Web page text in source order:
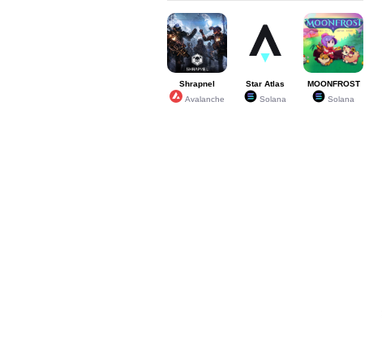
Shrapnel
Avalanche
Star Atlas
Solana
MOONFROST
Solana